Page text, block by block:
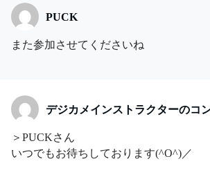
PUCK
また参加させてくださいね
デジカメインストラクターのコ
＞PUCKさん
いつでもお待ちしております(^O^)／